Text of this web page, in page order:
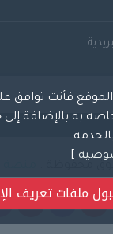
فأنت توافق
به بالإضافة
]
ملفات تعريف